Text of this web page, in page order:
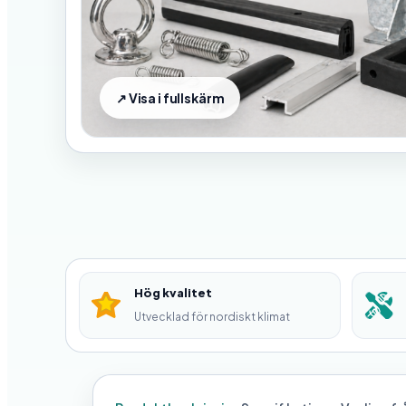
Hög kvalitet
Utvecklad för nordiskt klimat